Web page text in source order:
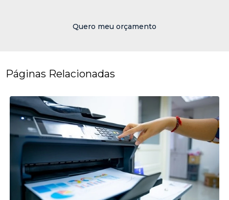
Quero meu orçamento
Páginas Relacionadas